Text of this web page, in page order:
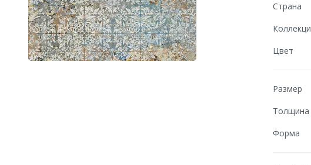
Страна
Цвет
Размер
Толщина
Форма